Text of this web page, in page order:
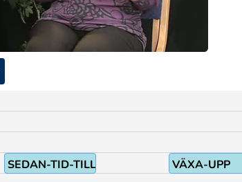
SEDAN-TID-TILLBAKA VÄXA-UPP